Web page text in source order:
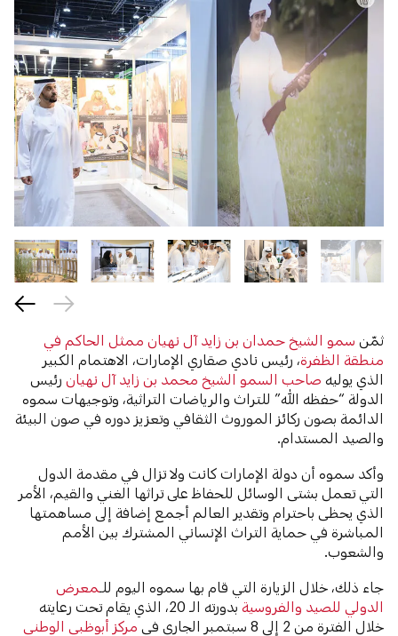
ثمّن سمو الشيخ حمدان بن زايد آل نهيان ممثل الحاكم في
منطقة الظفرة، رئيس نادي صقاري الإمارات، الاهتمام الكبير
الذي يوليه صاحب السمو الشيخ محمد بن زايد آل نهيان رئيس
الدولة “حفظه الله” للتراث والرياضات التراثية، وتوجيهات سموه
الدائمة بصون ركائز الموروث الثقافي وتعزيز دوره في صون البيئة
والصيد المستدام.
وأكد سموه أن دولة الإمارات كانت ولا تزال في مقدمة الدول
التي تعمل بشتى الوسائل للحفاظ على تراثها الغني والقيم، الأمر
الذي يحظى باحترام وتقدير العالم أجمع إضافة إلى مساهمتها
المباشرة في حماية التراث الإنساني المشترك بين الأمم
والشعوب.
جاء ذلك، خلال الزيارة التي قام بها سموه اليوم للـمعرض
الدولي للصيد والفروسية
بدورته الـ 20، الذي يقام تحت رعايته
خلال الفترة من 2 إلى 8 سبتمبر الجاري في
مركز أبوظبي الوطني